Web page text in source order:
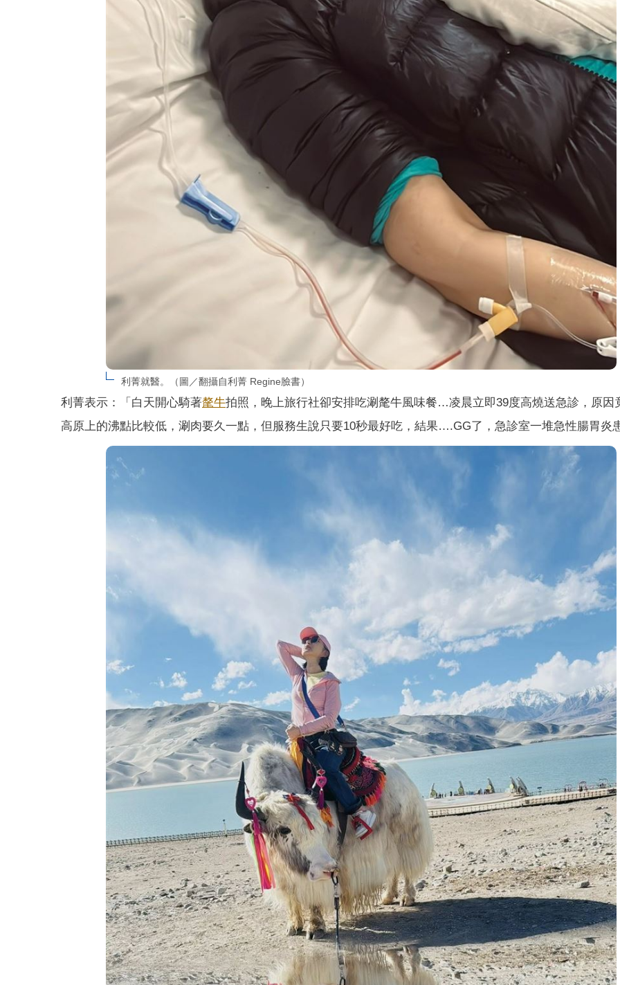
利菁就醫。（圖／翻攝自利菁 Regine臉書）
利菁表示：「白天開心騎著氂牛拍照，晚上旅行社卻安排吃涮氂牛風味餐…凌晨立即39度高燒送急診，原因
高原上的沸點比較低，涮肉要久一點，但服務生說只要10秒最好吃，結果….GG了，急診室一堆急性腸胃炎